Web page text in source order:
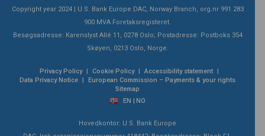
Copyright year 2024 | U.S. Bank Europe DAC, Norway Branch, org.nr 991 283
900 MVA Foretaksregisteret.
Besøgsadresse: Karenslyst Allé 11, 0278 Oslo; Postadresse: Postboks 354
Skøyen, 0213 Oslo, Norge.
Privacy Policy Cookie Policy Accessibility statement
Data Privacy Notice
European Commission – Payments & your rights
Sitemap
EN | NO
Hovedkontor: U.S. Bank Europe